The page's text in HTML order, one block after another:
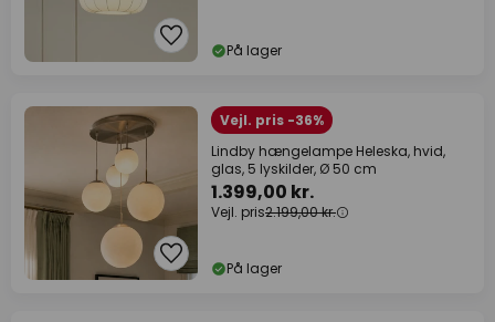
På lager
Vejl. pris -36%
Lindby hængelampe Heleska, hvid,
glas, 5 lyskilder, Ø 50 cm
1.399,00 kr.
Vejl. pris2.199,00 kr.
På lager